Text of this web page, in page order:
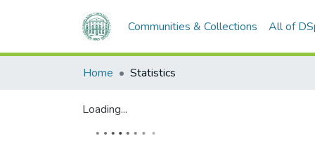
Communities & Collections All of
Home Statistics
Loading...